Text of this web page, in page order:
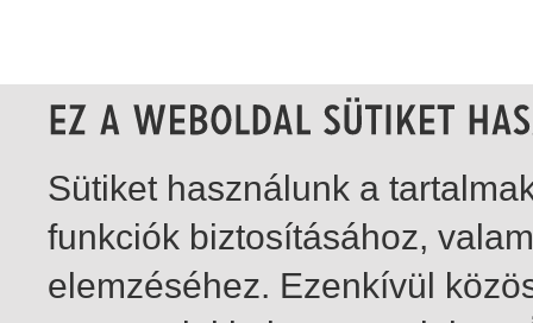
Sütiket használunk a
funkciók biztosításához,
elemzéséhez. Ezenkívül